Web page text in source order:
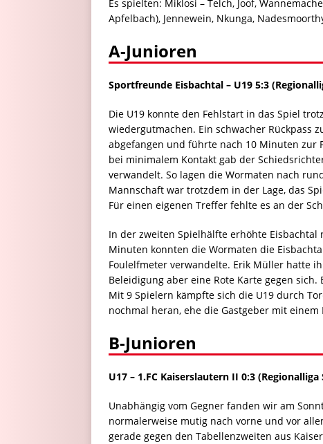
Es spielten: Miklosi – Telch, Joof,
Apfelbach), Jennewein, Nkunga,
A-Junioren
Sportfreunde Eisbachtal – U19 5:3
Die U19 konnte den Fehlstart in das Spiel
wiedergutmachen. Ein schwacher Rückpass
abgefangen und führte nach 10 Minuten zur
bei minimalem Kontakt gab der
verwandelt. So lagen die Wormaten nach
Mannschaft war trotzdem in der Lage, das
Für einen eigenen Treffer fehlte es an der
In der zweiten Spielhälfte erhöhte
Minuten konnten die Wormaten die
Foulelfmeter verwandelte. Erik Müller hatte
Beleidigung aber eine Rote Karte gegen
Mit 9 Spielern kämpfte sich die U19 durch
nochmal heran, ehe die Gastgeber mit
B-Junioren
U17 – 1.FC Kaiserslautern II 0:3 (Regionalliga
Unabhängig vom Gegner fanden wir am
normalerweise mutig nach vorne und vor
gerade gegen den Tabellenzweiten aus